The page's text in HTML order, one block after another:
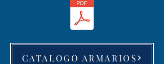
CATALOGO ARMARIOS